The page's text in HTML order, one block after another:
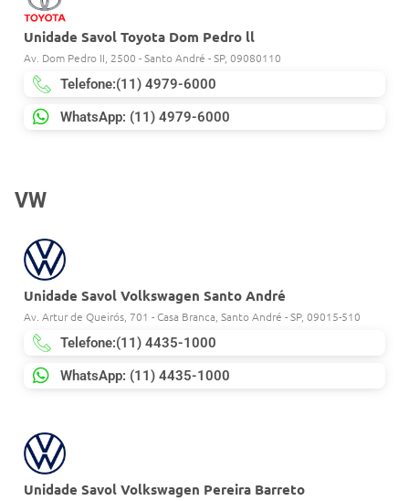
Unidade Savol Toyota Dom Pedro ll
Av. Dom Pedro II, 2500 - Santo André - SP, 09080110
Telefone:(11) 4979-6000
WhatsApp: (11) 4979-6000
VW
Unidade Savol Volkswagen Santo André
Av. Artur de Queirós, 701 - Casa Branca, Santo André - SP, 09015-510
Telefone:(11) 4435-1000
WhatsApp: (11) 4435-1000
Unidade Savol Volkswagen Pereira Barreto